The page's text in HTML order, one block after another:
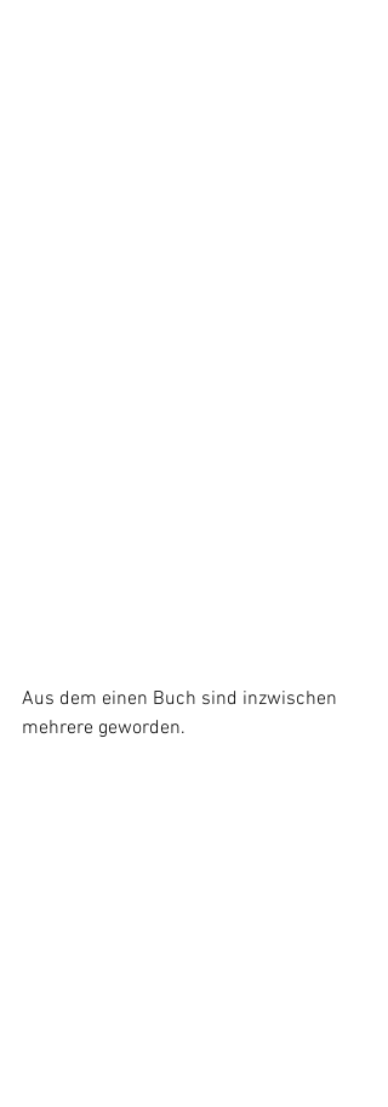
Aus dem einen Buch sind inzwischen
mehrere geworden.